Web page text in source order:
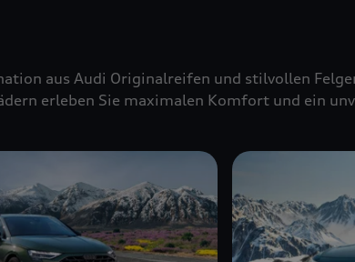
aus Audi Originalreifen und stilvollen
erleben Sie maximalen Komfort und ein